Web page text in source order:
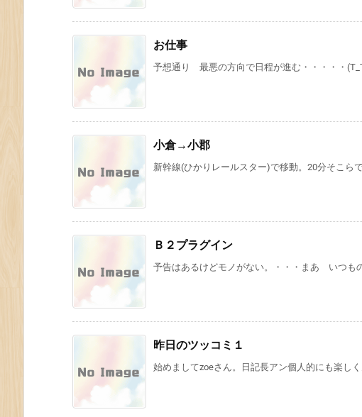
お仕事
予想通り 最悪の方向で日程が進む・・・・・
小倉→小郡
新幹線(ひかりレールスター)で移動。20分そこら
Ｂ２プラグイン
予告はあるけどモノがない。・・・まあ いつも
昨日のツッコミ１
始めましてzoeさん。日記長アン個人的にも楽し